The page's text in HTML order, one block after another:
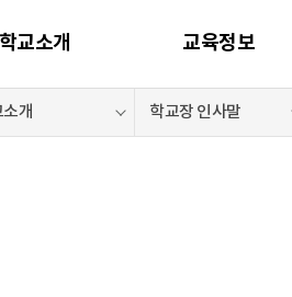
학교소개 교육정보